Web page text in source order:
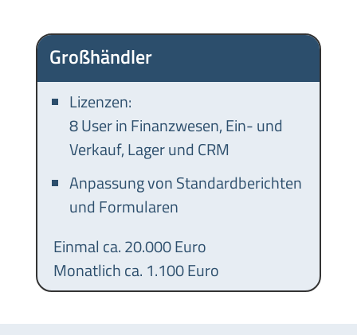
Großhändler
Lizenzen:
8 User in Finanzwesen, Ein- und
Verkauf, Lager und CRM
Anpassung von Standardberichten
und Formularen
Einmal ca. 20.000 Euro
Monatlich ca. 1.100 Euro